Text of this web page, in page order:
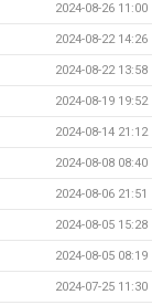
2024-08-26 11:00
2024-08-22 14:26
2024-08-22 13:58
2024-08-19 19:52
2024-08-14 21:12
2024-08-08 08:40
2024-08-06 21:51
2024-08-05 15:28
2024-08-05 08:19
2024-07-25 11:30